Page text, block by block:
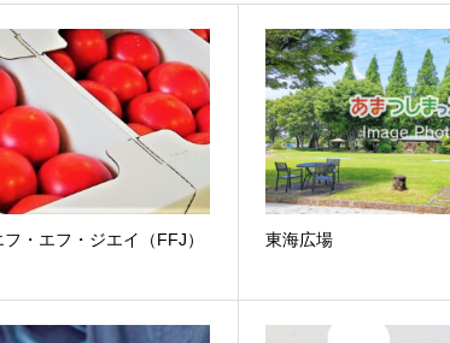
・エフ・ジエイ（FFJ） 東海広場